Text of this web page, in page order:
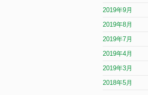
2019年9月
2019年8月
2019年7月
2019年4月
2019年3月
2018年5月